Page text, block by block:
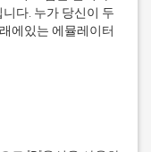
다. 누가 당신이 두
에있는 에뮬레이터